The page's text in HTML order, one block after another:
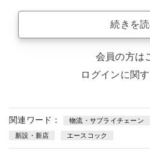
続きを
会員の方は
ログインに関
関連ワード： 物流・サプライチェーン
新設・新店 エースコック